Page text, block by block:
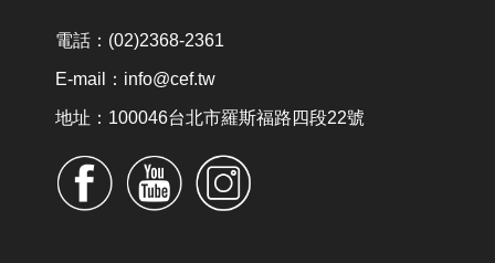
電話：(02)2368-2361
E-mail：info@cef.tw
地址：100046台北市羅斯福路四段22號